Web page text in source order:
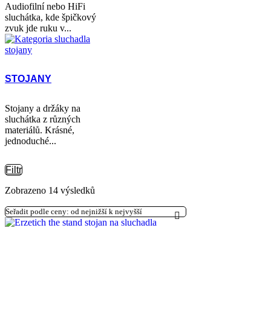
Audiofilní nebo HiFi
sluchátka, kde špičkový
zvuk jde ruku v...
STOJANY
Stojany a držáky na
sluchátka z různých
materiálů. Krásné,
jednoduché...
Filtr
Zobrazeno 14 výsledků
ceny:
od